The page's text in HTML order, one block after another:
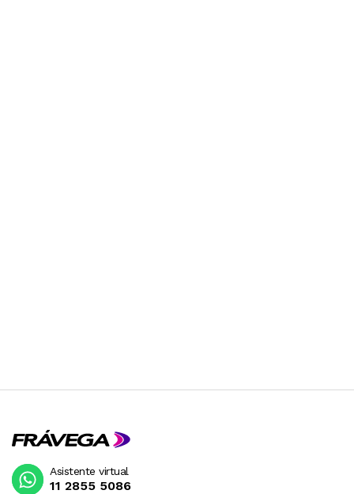
Asistente virtual
11 2855 5086